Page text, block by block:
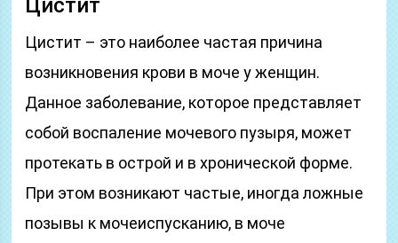
Цистит
Цистит – это наиболее частая причина
возникновения крови в моче у женщин.
Данное заболевание, которое представляет
собой воспаление мочевого пузыря, может
протекать в острой и в хронической форме.
При этом возникают частые, иногда ложные
позывы к мочеиспусканию, в моче